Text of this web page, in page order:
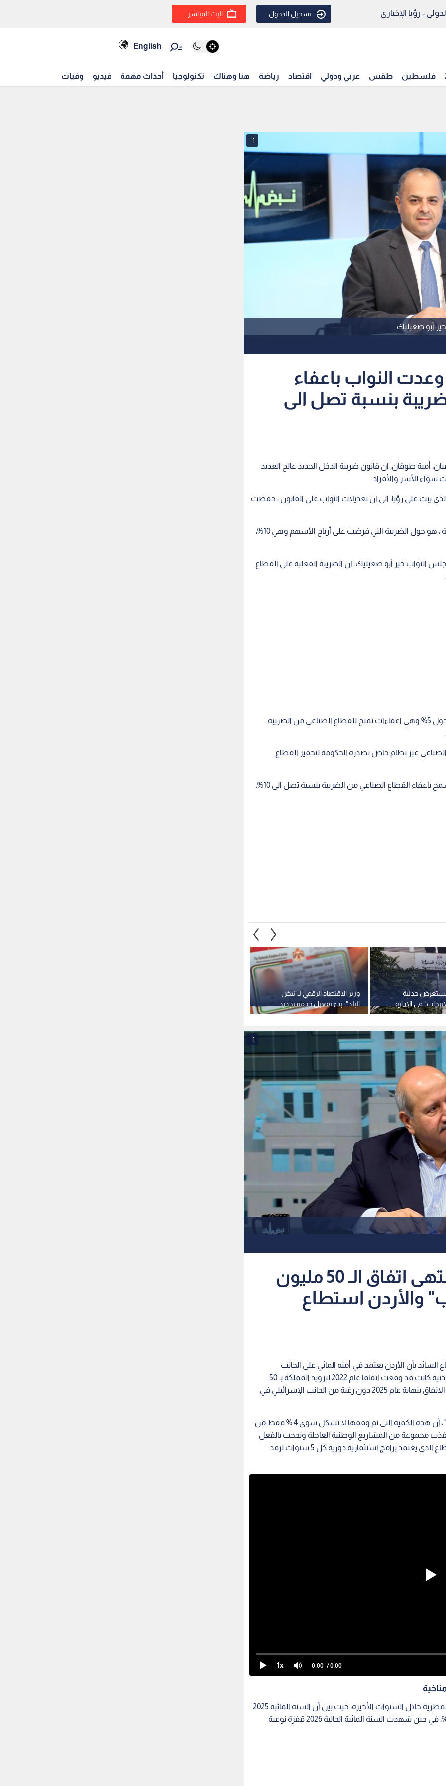
- رؤيا الإخباري تسجيل الدخول البث المباشر
English
فلسطين طقس عربي ودولي اقتصاد رياضة هنا وهناك تكنولوجيا أحداث مهمة فيديو وفيات
أبو صعيليك
1
النواب باعفاء
بنسبة تصل الى
أمية طوقان، ان قانون ضريبة الدخل الجديد عالج العديد
سواء للأسر والأفراد.
يبث على رؤيا، الى ان تعديلات النواب على القانون ، خفضت
وأوضح ان الاجتماع الأول الذي اثار الجدل حول الضريبة ، هو حول الضريبة التي فرضت على أرباح الأسهم وهي 10%،
النواب خير أبو صعيليك: ان الضريبة الفعلية على القطاع
وبين أبو صعيليك، ان الخلاف مه مجلس الاعيان كان حول 5% وهي اعفاءات تمنح للقطاع الصناعي من الضريبة
عبر نظام خاص تصدره الحكومة لتحفيز القطاع
القطاع الصناعي من الضريبة بنسبة تصل الى 10%.
وزير الاقتصاد الرقمي لـ"نبض
البلد": بدء تفعيل خدمة تجديد
رخصة المركبة عبر تطبيق "سند"
يستعرض جدلية
في الإدارة
لـ "راصد" تكشف
1
الناصر لـ "نبض البلد": انتهى اتفاق الـ 50 مليون
والأردن استطاع
السائد بأن الأردن يعتمد في أمنه المائي على الجانب
الإسرائيلي هو "انطباع خاطئ"، كاشفا أن الحكومة الأردنية كانت قد وقعت اتفاقا عام 2022 لتزويد المملكة بـ 50
مليون متر مكعب سنويا لمدة 3 سنوات، وانتهى هذا الاتفاق بنهاية عام 2025 دون رغبة من الجانب الإسرائيلي في
وأوضح الناصر، خلال استضافته في برنامج "نبض البلد"، أن هذه الكمية التي تم وقفها لا تشكل سوى 4 % فقط من
نفذت مجموعة من المشاريع الوطنية العاجلة ونجحت بالفعل
في تعويض هذا النقص كاملا، مما يعكس مناعة القطاع الذي يعتمد برامج استثمارية دورية كل 5 سنوات لرفد
1x 0:00 / 0:00
وسلط الناصر الضوء على التباين الكبير في المواسم المطرية خلال السنوات الأخيرة، حيث بين أن السنة المائية 2025
شهدت تراجعا حادا في الهطول المائي وصل إلى 45 %، في حين شهدت السنة المائية الحالية 2026 قفزة نوعية